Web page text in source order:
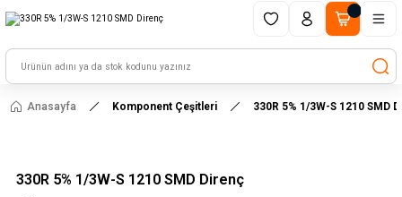
HAYAL ET - TASARLA - ÇALIŞTIR
Anasayfa Komponent Çeşitleri 330R 5% 1/3W-S 1210 SMD
330R 5% 1/3W-S 1210 SMD Direnç